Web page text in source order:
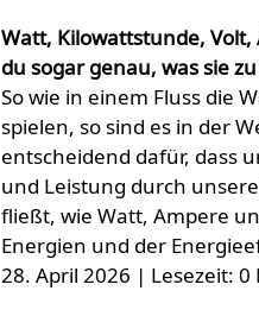
Watt, Kilowattstunde,
du sogar genau, was sie
So wie in einem Fluss die
spielen, so sind es in der
entscheidend dafür, dass
und Leistung durch
fließt, wie Watt, Ampere
Energien und der
28. April 2026 | Lesezeit: